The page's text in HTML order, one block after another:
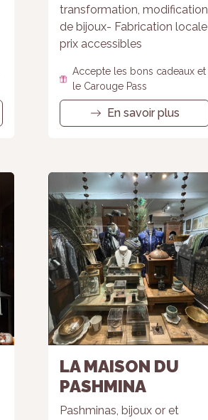
transformation, modification
de bijoux- Fabrication locale
prix accessibles
Accepte les bons cadeaux et
le Carouge Pass
En savoir plus
LA MAISON DU
PASHMINA
Pashminas, bijoux or et